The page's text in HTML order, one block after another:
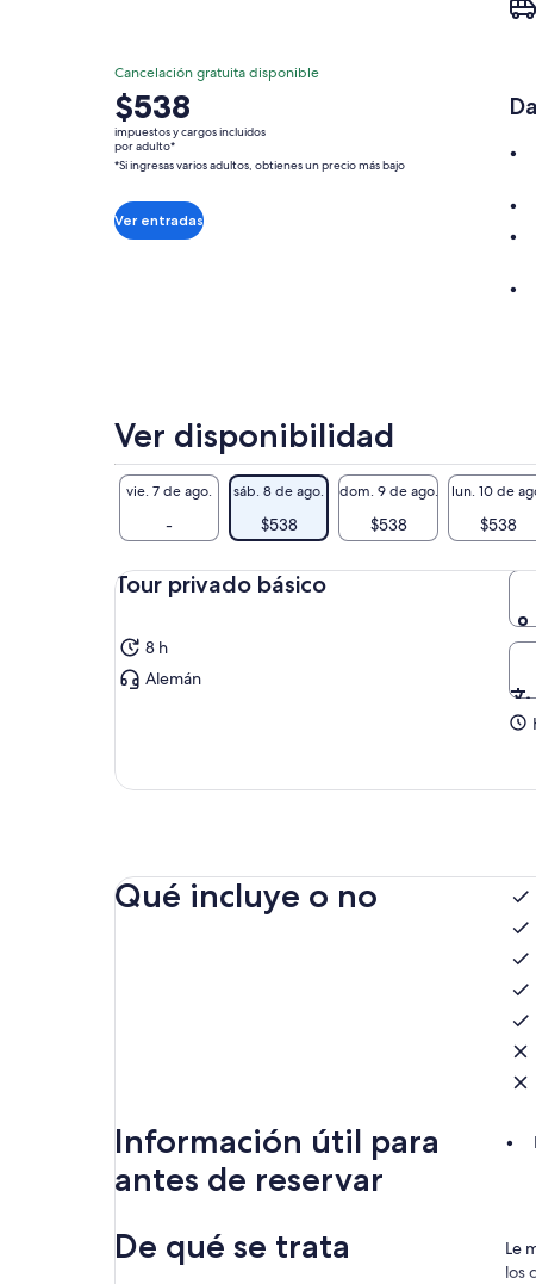
Cancelación gratuita disponible
El
precio
es
de
$538.
por
precio
más
bajo
$538
impuestos y cargos incluidos
por adulto*
*Si ingresas varios adultos, obtienes un precio más bajo
Ver entradas
Ver disponibilidad
vie. 7 de ago.
-
sáb. 8 de ago.
$538
dom. 9 de ago.
$538
lun. 10 de
$538
Tour privado básico
8 h
Alemán
Qué incluye o no
Información útil para
antes de reservar
De qué se trata
Le
los